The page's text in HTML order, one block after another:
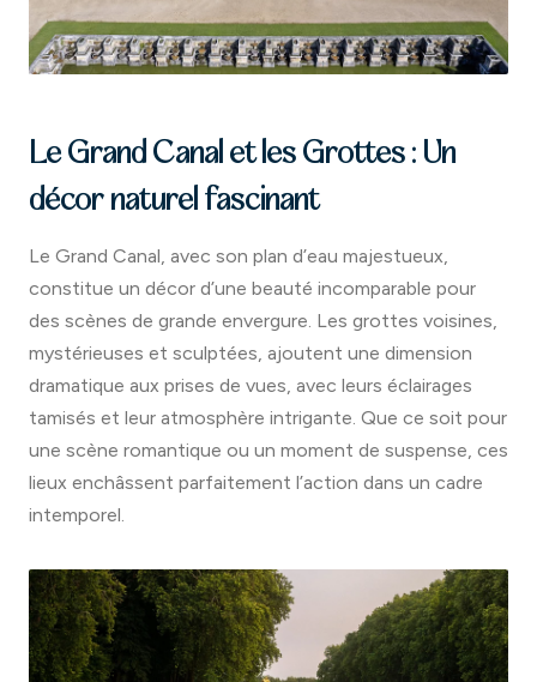
Le Grand Canal et les Grottes : Un
décor naturel fascinant
Le Grand Canal, avec son plan d’eau majestueux,
constitue un décor d’une beauté incomparable pour
des scènes de grande envergure. Les grottes voisines,
mystérieuses et sculptées, ajoutent une dimension
dramatique aux prises de vues, avec leurs éclairages
tamisés et leur atmosphère intrigante. Que ce soit pour
une scène romantique ou un moment de suspense, ces
lieux enchâssent parfaitement l’action dans un cadre
intemporel.